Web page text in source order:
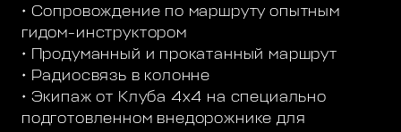
• Сопровождение по маршруту опытным
гидом-инструктором
• Продуманный и прокатанный маршрут
• Радиосвязь в колонне
• Экипаж от Клуба 4х4 на специально
подготовленном внедорожнике для